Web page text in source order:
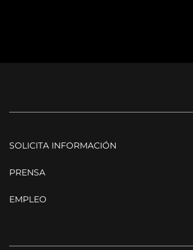
SOLICITA INFORMACIÓN
PRENSA
EMPLEO